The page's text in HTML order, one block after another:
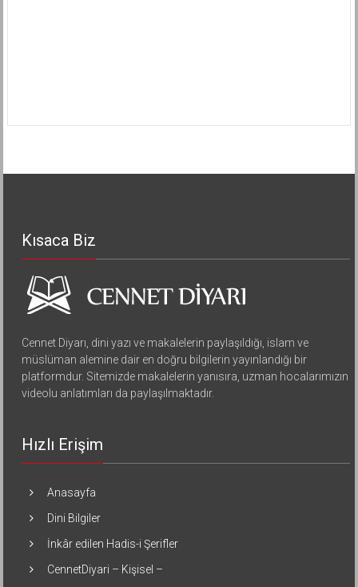
Kısaca Biz
Cennet Diyarı, dini yazı ve makalelerin paylaşıldığı, islam ve
müslüman alemine dair en doğru bilgilerin yayınlandığı bir
platformdur. Sitemizde makalelerin yanısıra, uzman hocalarımızın
videolu anlatımları da paylaşılmaktadır.
Hızlı Erişim
Anasayfa
Dini Bilgiler
İnkâr edilen Hadis-i Şerifler
CennetDiyari – Kişisel –